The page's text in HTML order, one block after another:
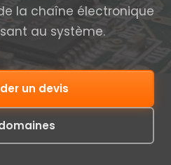
la chaîne électronique
au système.
un devis